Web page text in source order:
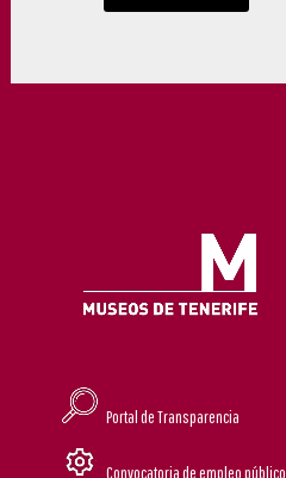
Portal de Transparencia
Convocatoria de empleo público